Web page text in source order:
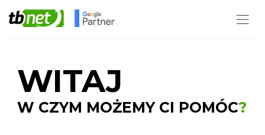
WITAJ
W CZYM MOŻEMY CI POMÓC?